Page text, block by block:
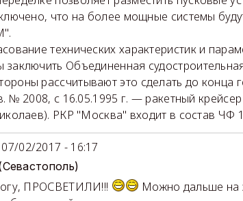
что на более мощные системы
технических характеристик и
Объединенная
рассчитывают это сделать до конца
№ 2008, с 16.05.1995 г. — ракетный
РКР "Москва" входит в состав ЧФ
07/02/2017 - 16:17
ПРОСВЕТИЛИ!!!
Можно дальше на